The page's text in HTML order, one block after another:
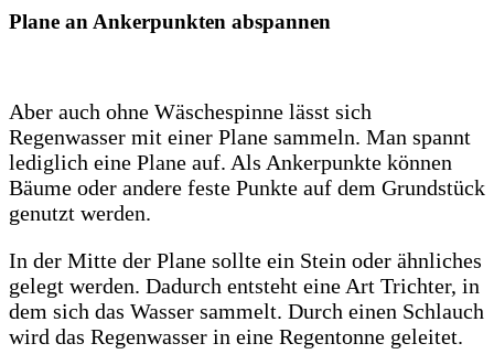
Plane an Ankerpunkten abspannen
Aber auch ohne Wäschespinne lässt sich
Regenwasser mit einer Plane sammeln. Man spannt
lediglich eine Plane auf. Als Ankerpunkte können
Bäume oder andere feste Punkte auf dem Grundstück
genutzt werden.
In der Mitte der Plane sollte ein Stein oder ähnliches
gelegt werden. Dadurch entsteht eine Art Trichter, in
dem sich das Wasser sammelt. Durch einen Schlauch
wird das Regenwasser in eine Regentonne geleitet.